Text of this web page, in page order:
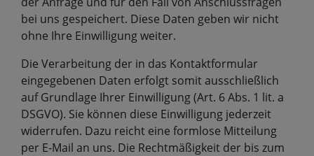
bei uns gespeichert. Diese Daten geben wir nicht
ohne Ihre Einwilligung weiter.
Die Verarbeitung der in das Kontaktformular
eingegebenen Daten erfolgt somit ausschließlich
auf Grundlage Ihrer Einwilligung (Art. 6 Abs. 1 lit. a
DSGVO). Sie können diese Einwilligung jederzeit
widerrufen. Dazu reicht eine formlose Mitteilung
per E-Mail an uns. Die Rechtmäßigkeit der bis zum